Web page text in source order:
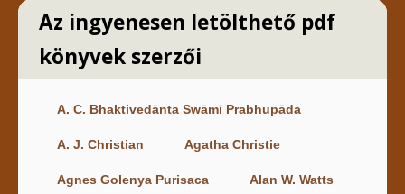
Az ingyenesen letölthető pdf
könyvek szerzői
A. C. Bhaktivedānta Swāmī Prabhupāda
A. J. Christian Agatha Christie
Agnes Golenya Purisaca Alan W. Watts